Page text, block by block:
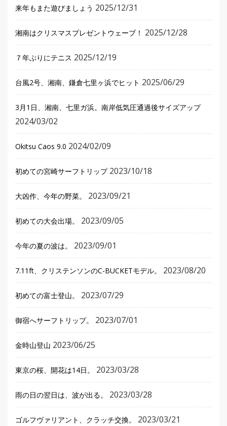
来年もまた遊びましょう 2025/12/31
湘南はクリスマスプレゼントウェーブ！ 2025/12/28
７年ぶりにテニス 2025/12/19
台風2号、湘南、鎌倉七里ヶ浜でヒット 2025/06/29
3月1日、湘南、七里ガ浜。南岸低気圧通過後サイズアップ
2024/03/02
Okitsu Caos 9.0 2024/02/09
初めての宮崎サーフトリップ 2023/10/18
大凶作、今年の野菜。 2023/09/21
初めての大会出場。 2023/09/05
今年の夏の波は。 2023/09/01
7.11ft、クリステンソンのC-BUCKETモデル。 2023/08/20
初めての富士登山。 2023/07/29
御宿へサーフトリップ。 2023/07/01
金時山登山 2023/06/25
東京の桜、開花は14日。 2023/03/28
雨の日の翌日は、波が出る。 2023/03/28
ゴルフヴァリアント、クラッチ交換。 2023/03/21